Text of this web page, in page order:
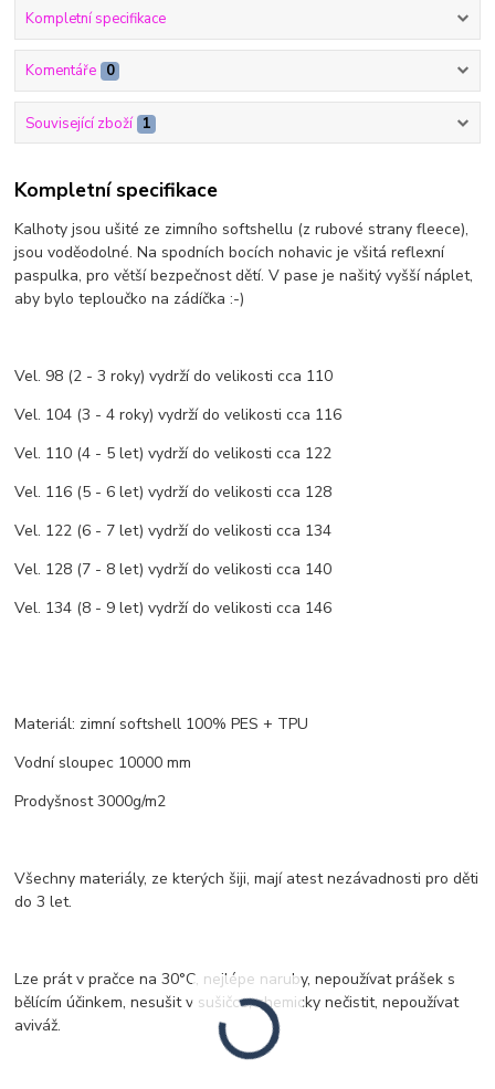
Kompletní specifikace
Komentáře 0
Související zboží 1
Kompletní specifikace
Kalhoty jsou ušité ze zimního softshellu (z rubové strany fleece),
jsou voděodolné. Na spodních bocích nohavic je všitá reflexní
paspulka, pro větší bezpečnost dětí. V pase je našitý vyšší náplet,
aby bylo teploučko na zádíčka :-)
Vel. 98 (2 - 3 roky) vydrží do velikosti cca 110
Vel. 104 (3 - 4 roky) vydrží do velikosti cca 116
Vel. 110 (4 - 5 let) vydrží do velikosti cca 122
Vel. 116 (5 - 6 let) vydrží do velikosti cca 128
Vel. 122 (6 - 7 let) vydrží do velikosti cca 134
Vel. 128 (7 - 8 let) vydrží do velikosti cca 140
Vel. 134 (8 - 9 let) vydrží do velikosti cca 146
Materiál: zimní softshell 100% PES + TPU
Vodní sloupec 10000 mm
Prodyšnost 3000g/m2
Všechny materiály, ze kterých šiji, mají atest nezávadnosti pro děti
do 3 let.
Lze prát v pračce na 30°C, nejlépe naruby, nepoužívat prášek s
bělícím účinkem, nesušit v sušičce, chemicky nečistit, nepoužívat
aviváž.